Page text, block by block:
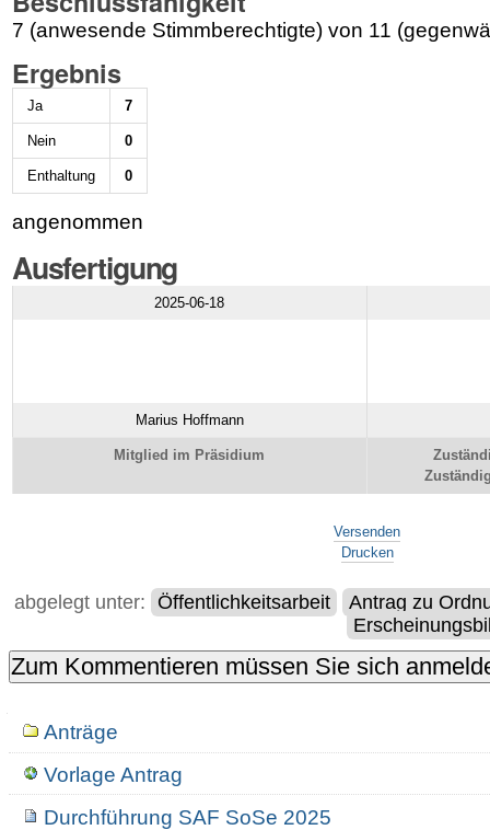
7 (anwesende Stimmberechtigte) von 11
Ergebnis
Ja 7
Nein 0
Enthaltung 0
angenommen
Ausfertigung
2025-06-18
Marius Hoffmann
Mitglied im Präsidium
Versenden
Drucken
abgelegt unter: Öffentlichkeitsarbeit
Antrag zu
NavigationAnträge
Vorlage Antrag
Durchführung SAF SoSe 2025